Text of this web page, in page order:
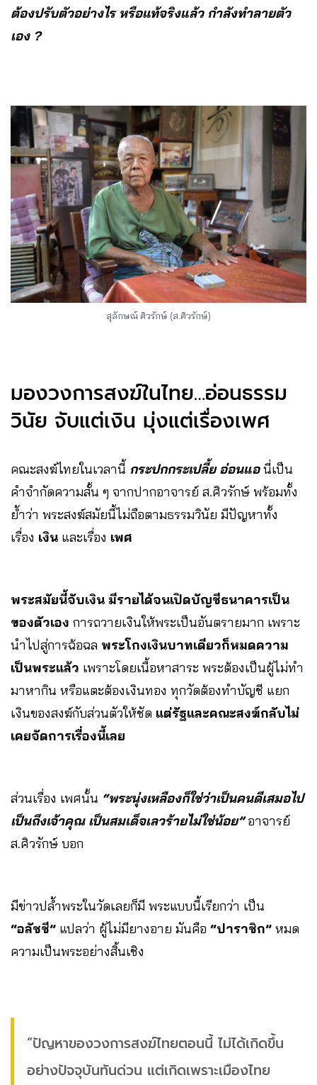
ต้องปรับตัวอย่างไร หรือแท้จริงแล้ว กำลังทำลายตัว
เอง ?
สุลักษณ์ ศิวรักษ์ (ส.ศิวรักษ์)
มองวงการสงฆ์ในไทย…อ่อนธรรม
วินัย จับแต่เงิน มุ่งแต่เรื่องเพศ
คณะสงฆ์ไทยในเวลานี้ กระปกกระเปลี้ย อ่อนแอนี่เป็น
คำจำกัดความสั้น ๆ จากปากอาจารย์ ส.ศิวรักษ์ พร้อมทั้ง
ย้ำว่า พระสงฆ์สมัยนี้ไม่ถือตามธรรมวินัย มีปัญหาทั้ง
เรื่อง เงิน และเรื่อง เพศ
พระสมัยนี้จับเงิน มีรายได้จนเปิดบัญชีธนาคารเป็น
ของตัวเอง การถวายเงินให้พระเป็นอันตรายมาก เพราะ
นำไปสู่การฉ้อฉล พระโกงเงินบาทเดียวก็หมดความ
เป็นพระแล้ว เพราะโดยเนื้อหาสาระ พระต้องเป็นผู้ไม่ทำ
มาหากิน หรือแตะต้องเงินทอง ทุกวัดต้องทำบัญชี แยก
เงินของสงฆ์กับส่วนตัวให้ชัด แต่รัฐและคณะสงฆ์กลับไม่
เคยจัดการเรื่องนี้เลย
ส่วนเรื่อง เพศนั้น “พระนุ่งเหลืองก็ใช่ว่าเป็นคนดีเสมอไป
เป็นถึงเจ้าคุณ เป็นสมเด็จเลวร้ายไม่ใช่น้อย”อาจารย์
ส.ศิวรักษ์ บอก
มีข่าวปล้ำพระในวัดเลยก็มี พระแบบนี้เรียกว่า เป็น
“อลัชชี” แปลว่า ผู้ไม่มียางอาย มันคือ “ปาราชิก” หมด
ความเป็นพระอย่างสิ้นเชิง
“ปัญหาของวงการสงฆ์ไทยตอนนี้ ไม่ได้เกิดขึ้น
อย่างปัจจุบันทันด่วน แต่เกิดเพราะเมืองไทย